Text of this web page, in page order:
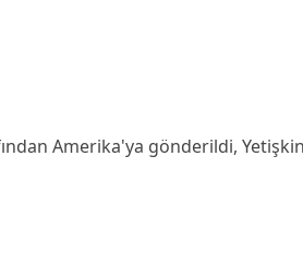
Amerika'ya gönderildi,